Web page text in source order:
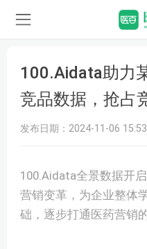
100.Aidata助力
竞品数据，抢占
发布日期：2024-11-06
100.Aidata全景数据开
营销变革，为企业整体
础，逐步打通医药营销